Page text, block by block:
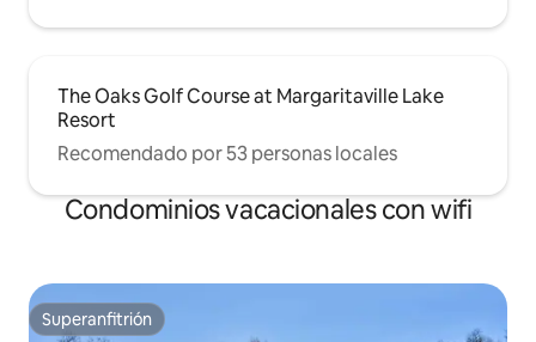
The Oaks Golf Course at Margaritaville Lake
Resort
Recomendado por 53 personas locales
Condominios vacacionales con wifi
Superanfitrión
Superanfitrión